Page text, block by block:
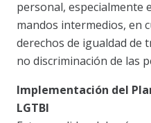
personal, especialmente
mandos intermedios, en
derechos de igualdad de
no discriminación de las
Implementación del
LGTBI